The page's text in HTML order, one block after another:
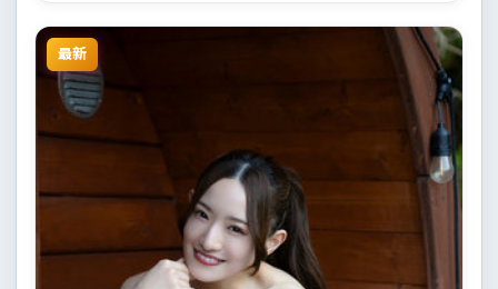
最新